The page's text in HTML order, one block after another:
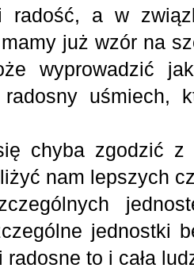
radość, a w
już wzór na
wyprowadzić
uśmiech,
chyba zgodzić
nam lepszych
jednostki
radosne to i cała